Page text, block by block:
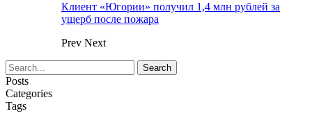
Клиент «Югории» получил 1,4 млн рублей за
ущерб после пожара
Prev Next
Posts
Categories
Tags